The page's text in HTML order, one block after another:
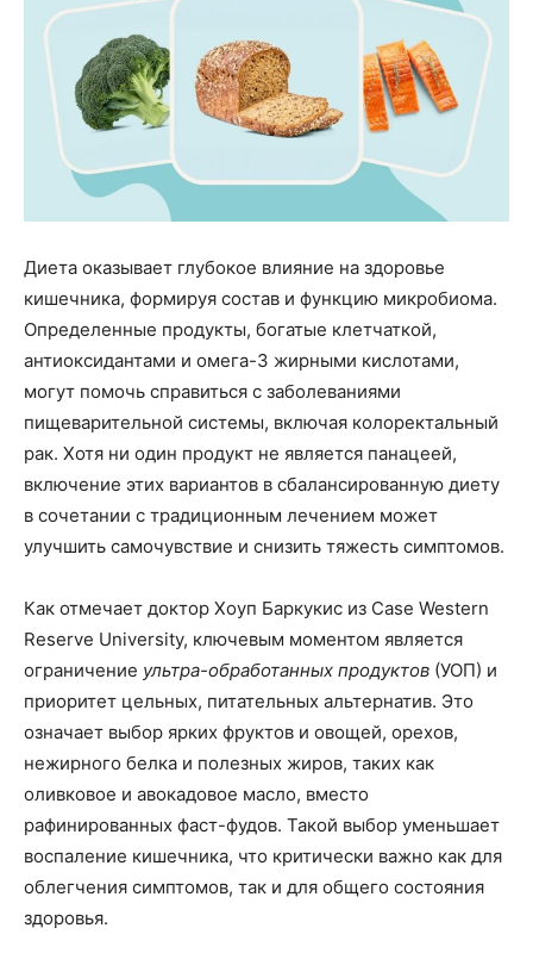
Диета оказывает глубокое влияние на здоровье
кишечника, формируя состав и функцию микробиома.
Определенные продукты, богатые клетчаткой,
антиоксидантами и омега-3 жирными кислотами,
могут помочь справиться с заболеваниями
пищеварительной системы, включая колоректальный
рак. Хотя ни один продукт не является панацеей,
включение этих вариантов в сбалансированную диету
в сочетании с традиционным лечением может
улучшить самочувствие и снизить тяжесть симптомов.
Как отмечает доктор Хоуп Баркукис из Case Western
Reserve University, ключевым моментом является
ограничение ультра-обработанных продуктов (УОП) и
приоритет цельных, питательных альтернатив. Это
означает выбор ярких фруктов и овощей, орехов,
нежирного белка и полезных жиров, таких как
оливковое и авокадовое масло, вместо
рафинированных фаст-фудов. Такой выбор уменьшает
воспаление кишечника, что критически важно как для
облегчения симптомов, так и для общего состояния
здоровья.